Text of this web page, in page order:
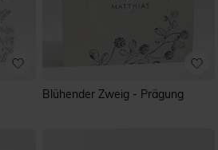
Blühender Zweig - Prägung